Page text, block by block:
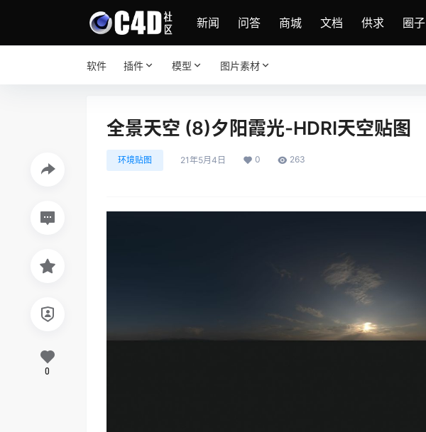
新闻 问答 商城 文档 供求 圈子
软件 插件 模型 图片素材
全景天空 (8)夕阳霞光-HDRI天空贴图
环境贴图 21年5月4日 0 263
0